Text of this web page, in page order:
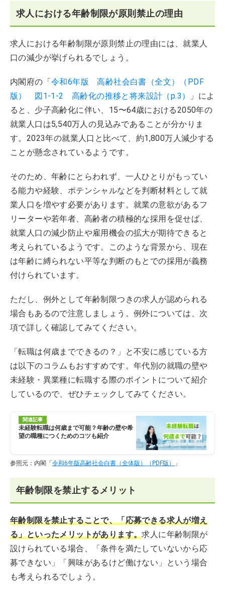
求人における年齢制限が原則禁止の理由
求人における年齢制限が原則禁止の理由には、就業人
口の減少が挙げられるでしょう。
内閣府の「令和6年版 高齢社会白書（全文）（PDF
版） 図1-1-2 高齢化の推移と将来設計（p.3）
」によ
ると、少子高齢化に伴い、15〜64歳における2050年の
就業人口は5,540万人の見込みであることが分かりま
す。2023年の就業人口と比べて、約1,800万人減少する
ことが懸念されているようです。
そのため、年齢にとらわれず、一人ひとりがもってい
る能力や経験、ポテンシャルなどを判断材料として就
業人口を増やす必要があります。就業の意欲があるフ
リーターや若年者、高齢者の積極的な採用を促せば、
就業人口の減少防止や雇用機会の拡大が期待できると
考えられているようです。このような背景から、現在
は年齢に縛られない平等な判断のもとでの採用が義務
付けられています。
ただし、例外として年齢制限つきの求人が認められる
場合もあるので注意しましょう。例外については、次
項で詳しく確認してみてください。
「転職は何歳までできるの？」と不安に感じている方
は以下のコラムもおすすめです。年代別の就職の壁や
未経験・異業種に転職する際のポイントについて紹介
しているので、ぜひチェックしてみてください。
関連記事
未経験転職は何歳まで可能？年齢の壁や希
望の職種につくためのコツも紹介
参照元：内閣「 令和6年版高齢社会白書（全体版）（PDF版） 」
年齢制限を禁止するメリット
年齢制限を禁止することで、「応募できる求人が増え
る」といったメリットがあります。求人に年齢制限が
設けられている場合、「条件を満たしていないから応
募できない」「興味があるけど働けない」という場合
も考えられるでしょう。